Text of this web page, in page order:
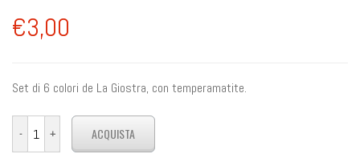
€3,00
Set di 6 colori de La Giostra, con temperamatite.